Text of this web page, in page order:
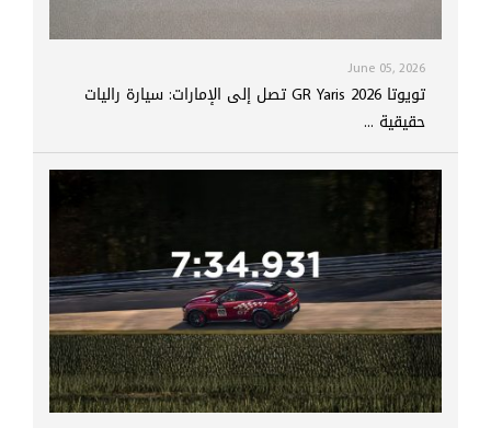
June 05, 2026
تويوتا GR Yaris 2026 تصل إلى الإمارات: سيارة راليات
حقيقية ...